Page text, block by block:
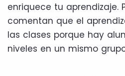
enriquece tu aprendizaje.
comentan que el
las clases porque hay
niveles en un mismo